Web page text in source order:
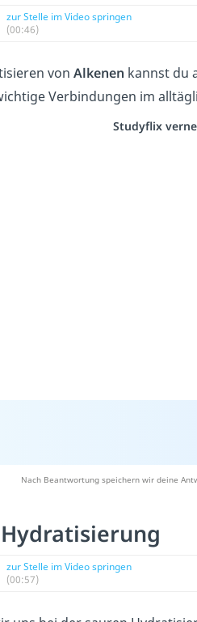
zur Stelle im Video springen
(00:46)
von Alkenen kannst du
Verbindungen im
Studyflix
Nach Beantwortung speichern wir deine
zur Stelle im Video springen
(00:57)